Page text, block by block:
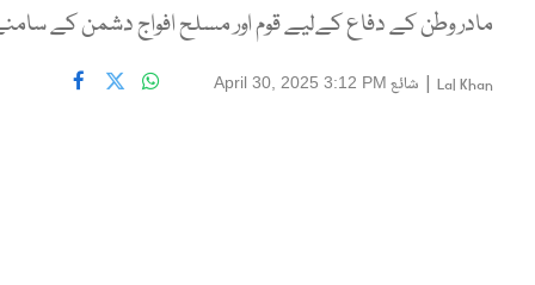
مادر وطن کے دفاع کےلیے قوم اور مسلح افواج دشمن کے
Lal Khan
| شائع April 30, 2025 3:12 PM